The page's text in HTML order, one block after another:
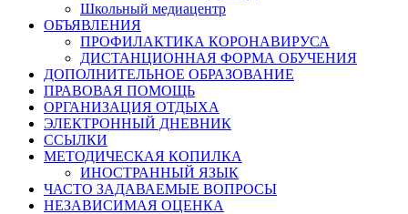
Школьный медиацентр
ОБЪЯВЛЕНИЯ
ПРОФИЛАКТИКА КОРОНАВИРУСА
ДИСТАНЦИОННАЯ ФОРМА ОБУЧЕНИЯ
ДОПОЛНИТЕЛЬНОЕ ОБРАЗОВАНИЕ
ПРАВОВАЯ ПОМОЩЬ
ОРГАНИЗАЦИЯ ОТДЫХА
ЭЛЕКТРОННЫЙ ДНЕВНИК
ССЫЛКИ
МЕТОДИЧЕСКАЯ КОПИЛКА
ИНОСТРАННЫЙ ЯЗЫК
ЧАСТО ЗАДАВАЕМЫЕ ВОПРОСЫ
НЕЗАВИСИМАЯ ОЦЕНКА